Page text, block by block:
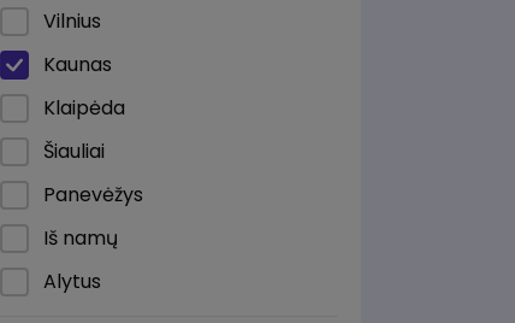
Maitinimas
Marketingas / Reklama / RsV
Mechanika / Inžinerija
Pardavimai / Pirkimai
Personalo valdymas /
Vilnius
Kaunas
Klaipėda
Šiauliai
Panevėžys
Iš namų
Alytus